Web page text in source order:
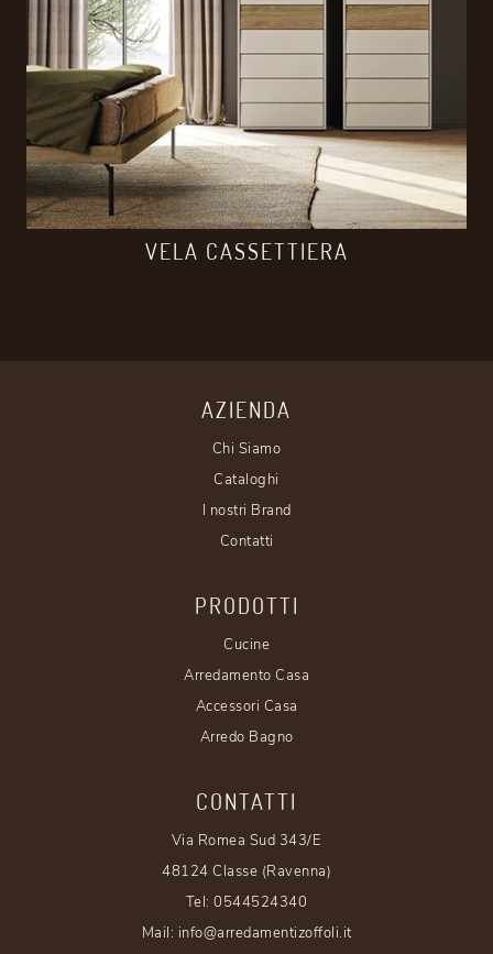
VELA CASSETTIERA
AZIENDA
Chi Siamo
Cataloghi
I nostri Brand
Contatti
PRODOTTI
Cucine
Arredamento Casa
Accessori Casa
Arredo Bagno
CONTATTI
Via Romea Sud 343/E
48124 Classe (Ravenna)
Tel:0544524340
Mail: info@arredamentizoffoli.it